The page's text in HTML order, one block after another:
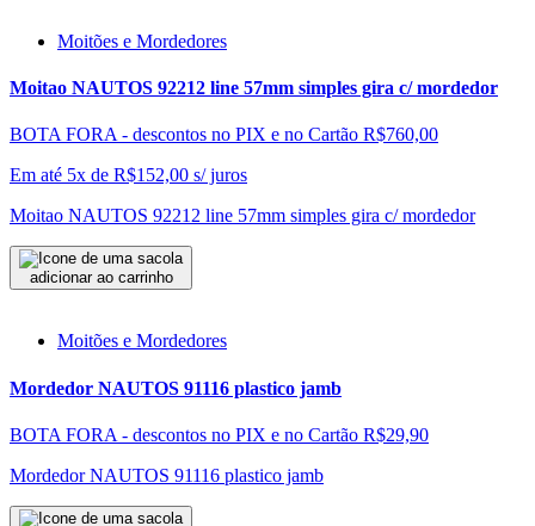
Moitões e Mordedores
Moitao NAUTOS 92212 line 57mm simples gira c/ mordedor
BOTA FORA - descontos no PIX e no Cartão R$760,00
Em até 5x de R$152,00 s/ juros
Moitao NAUTOS 92212 line 57mm simples gira c/ mordedor
adicionar ao carrinho
Moitões e Mordedores
Mordedor NAUTOS 91116 plastico jamb
BOTA FORA - descontos no PIX e no Cartão R$29,90
Mordedor NAUTOS 91116 plastico jamb